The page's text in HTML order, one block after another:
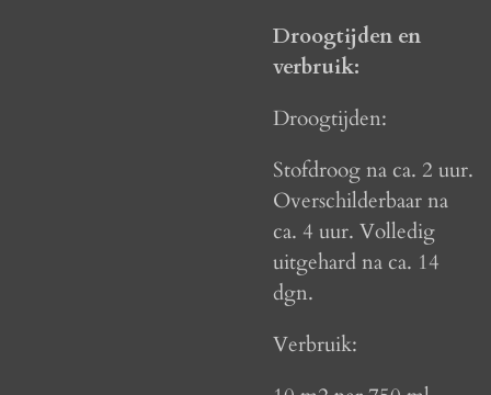
Droogtijden en
verbruik:
Droogtijden:
Stofdroog na ca. 2 uur.
Overschilderbaar na
ca. 4 uur. Volledig
uitgehard na ca. 14
dgn.
Verbruik: